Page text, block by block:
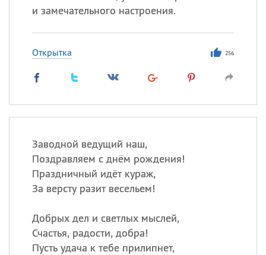
и замечательного настроения.
Открытка 256
Заводной ведущий наш,
Поздравляем с днём рождения!
Праздничный идёт кураж,
За версту разит весельем!
Добрых дел и светлых мыслей,
Счастья, радости, добра!
Пусть удача к тебе прилипнет,